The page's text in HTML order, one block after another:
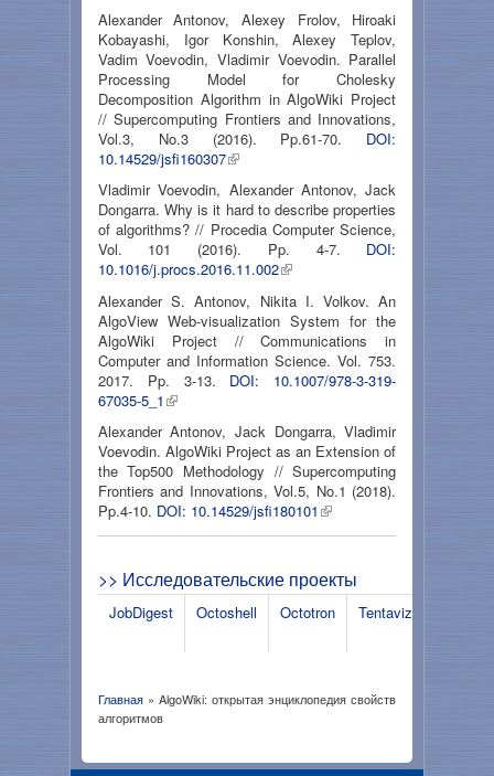
Alexander Antonov, Alexey Frolov, Hiroaki
Kobayashi, Igor Konshin, Alexey Teplov,
Vadim Voevodin, Vladimir Voevodin. Parallel
Processing Model for Cholesky
Decomposition Algorithm in AlgoWiki Project
// Supercomputing Frontiers and Innovations,
Vol.3, No.3 (2016). Pp.61-70. DOI:
10.14529/jsfi160307
Vladimir Voevodin, Alexander Antonov, Jack
Dongarra. Why is it hard to describe properties
of algorithms? // Procedia Computer Science,
Vol. 101 (2016). Pp. 4-7. DOI:
10.1016/j.procs.2016.11.002
Alexander S. Antonov, Nikita I. Volkov. An
AlgoView Web-visualization System for the
AlgoWiki Project // Communications in
Computer and Information Science. Vol. 753.
2017. Pp. 3-13. DOI: 10.1007/978-3-319-
67035-5_1
Alexander Antonov, Jack Dongarra, Vladimir
Voevodin. AlgoWiki Project as an Extension of
the Top500 Methodology // Supercomputing
Frontiers and Innovations, Vol.5, No.1 (2018).
Pp.4-10. DOI: 10.14529/jsfi180101
>> Исследовательские проекты
JobDigest Octoshell Octotron Tentaviz
Вы здесь
Главная» AlgoWiki: открытая энциклопедия свойств
алгоритмов